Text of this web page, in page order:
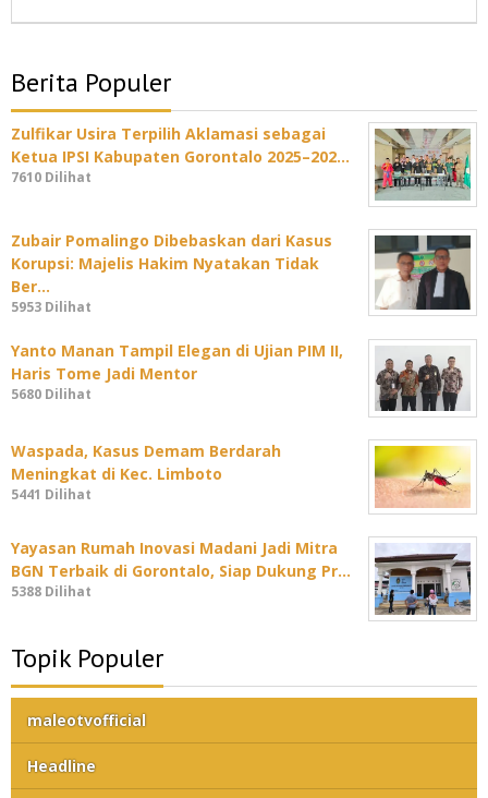
Ahmad
Berita Populer
Zulfikar Usira Terpilih Aklamasi sebagai
Ketua IPSI Kabupaten Gorontalo 2025–202…
7610 Dilihat
Zubair Pomalingo Dibebaskan dari Kasus
Korupsi: Majelis Hakim Nyatakan Tidak
Ber…
5953 Dilihat
Yanto Manan Tampil Elegan di Ujian PIM II,
Haris Tome Jadi Mentor
5680 Dilihat
Waspada, Kasus Demam Berdarah
Meningkat di Kec. Limboto
5441 Dilihat
Yayasan Rumah Inovasi Madani Jadi Mitra
BGN Terbaik di Gorontalo, Siap Dukung Pr…
5388 Dilihat
Topik Populer
maleotvofficial
Headline